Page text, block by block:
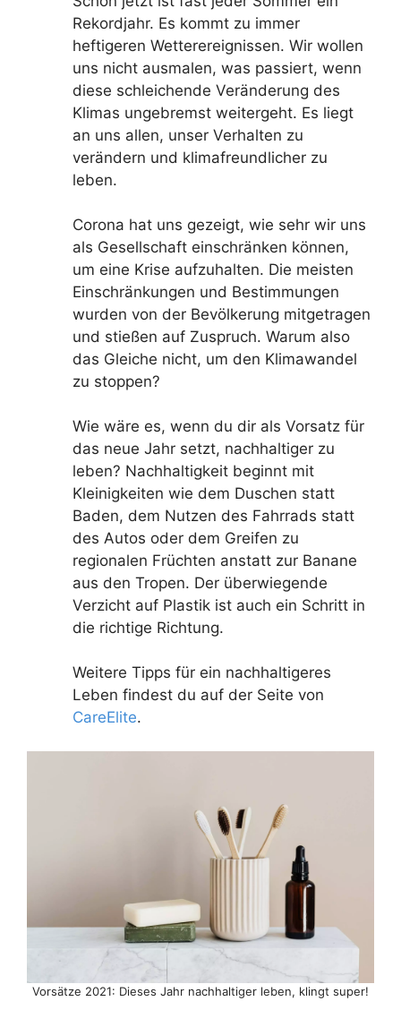
Rekordjahr. Es kommt zu immer
heftigeren Wetterereignissen. Wir wollen
uns nicht ausmalen, was passiert, wenn
diese schleichende Veränderung des
Klimas ungebremst weitergeht. Es liegt
an uns allen, unser Verhalten zu
verändern und klimafreundlicher zu
leben.
Corona hat uns gezeigt, wie sehr wir uns
als Gesellschaft einschränken können,
um eine Krise aufzuhalten. Die meisten
Einschränkungen und Bestimmungen
wurden von der Bevölkerung mitgetragen
und stießen auf Zuspruch. Warum also
das Gleiche nicht, um den Klimawandel
zu stoppen?
Wie wäre es, wenn du dir als Vorsatz für
das neue Jahr setzt, nachhaltiger zu
leben? Nachhaltigkeit beginnt mit
Kleinigkeiten wie dem Duschen statt
Baden, dem Nutzen des Fahrrads statt
des Autos oder dem Greifen zu
regionalen Früchten anstatt zur Banane
aus den Tropen. Der überwiegende
Verzicht auf Plastik ist auch ein Schritt in
die richtige Richtung.
Weitere Tipps für ein nachhaltigeres
Leben findest du auf der Seite von
CareElite.
Vorsätze 2021: Dieses Jahr nachhaltiger leben, klingt super!